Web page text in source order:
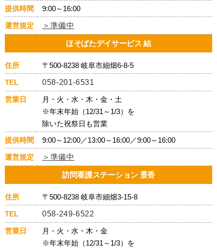
提供時間
9:00～16:00
運営規定 ＞準備中
ほそばたデイサービス 結
住所 〒500-8238 岐阜市細畑6-8-5
TEL 058-201-6531
営業日
月・火・水・木・金・土
※年末年始（12/31～1/3）を
除いた祝祭日も営業
提供時間
9:00～12:00／13:00～16:00／9:00～16:00
運営規定 ＞準備中
訪問看護ステーション 景香
住所 〒500-8238 岐阜市細畑3-15-8
TEL 058-249-6522
営業日
月・火・水・木・金
※年末年始（12/31～1/3）を